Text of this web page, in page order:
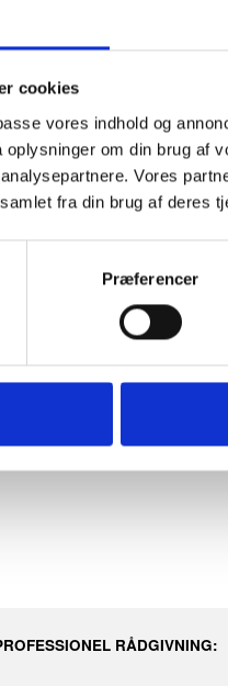
cookies
vores indhold og
om din brug af
Vores
fra din brug af deres
Præferencer
Dark Passion - DP-380
skruer medfølger.
RÅDGIVNING: